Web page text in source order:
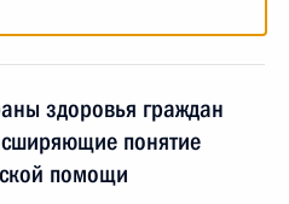
здоровья граждан
понятие
помощи